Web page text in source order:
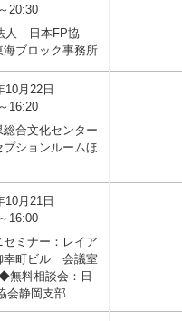
20:30
人 日本FP協
ブロック事務所
10月22日
16:20
総合文化センター
ションルームほ
10月21日
16:00
ミナー：レイア
幸町ビル 会議室
料相談会：日
会静岡支部